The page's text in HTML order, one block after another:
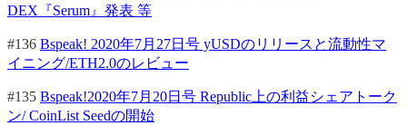
DEX『Serum』発表 等
#136 Bspeak! 2020年7月27日号 yUSDのリリースと流動性マ
イニング/ETH2.0のレビュー
#135 Bspeak!2020年7月20日号 Republic上の利益シェアトーク
ン/ CoinList Seedの開始